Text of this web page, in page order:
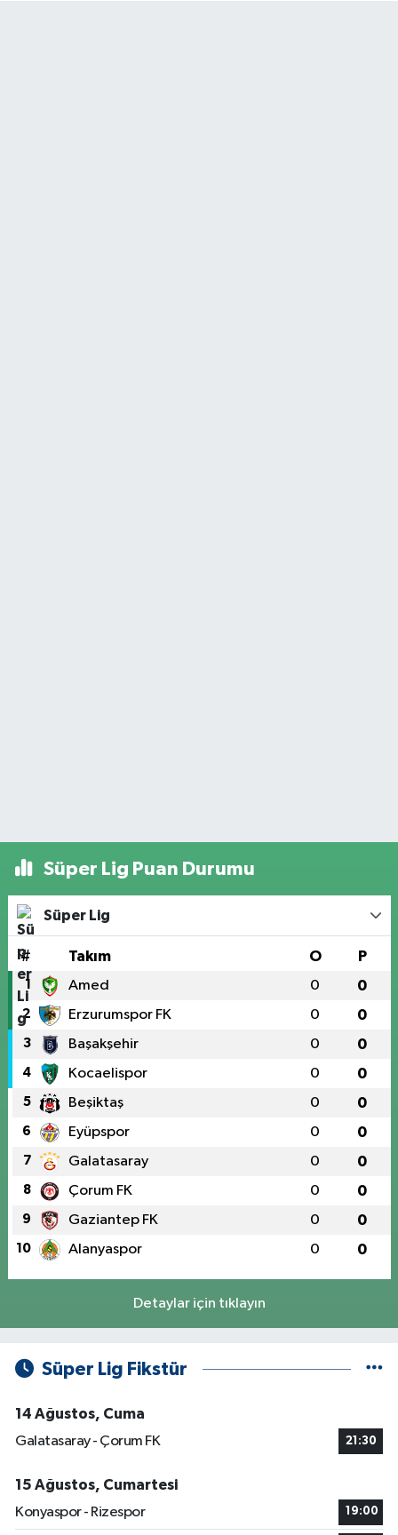
Süper Lig Puan Durumu
Süper Lig
# Takım O P
1 Amed 0 0
2 Erzurumspor FK 0 0
3 Başakşehir 0 0
4 Kocaelispor 0 0
5 Beşiktaş 0 0
6 Eyüpspor 0 0
7 Galatasaray 0 0
8 Çorum FK 0 0
9 Gaziantep FK 0 0
10 Alanyaspor 0 0
Detaylar için tıklayın
Süper Lig Fikstür
14 Ağustos, Cuma
Galatasaray - Çorum FK
21:30
15 Ağustos, Cumartesi
Konyaspor - Rizespor
19:00